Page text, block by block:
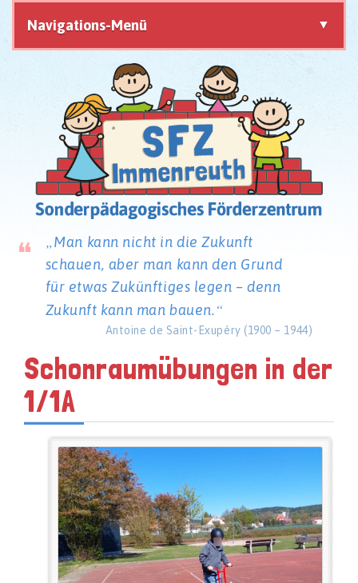
Navigations-Menü
Man kann nicht in die Zukunft
schauen, aber man kann den Grund
für etwas Zukünftiges legen – denn
Zukunft kann man bauen.
Antoine de Saint-Exupéry (1900 – 1944)
Schonraumübungen in der
1/1A